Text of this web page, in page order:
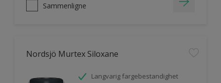
Sammenligne
Nordsjö Murtex Siloxane
Langvarig fargebestandighet